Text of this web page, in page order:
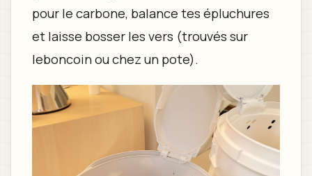
pour le carbone, balance tes épluchures
et laisse bosser les vers (trouvés sur
leboncoin ou chez un pote).